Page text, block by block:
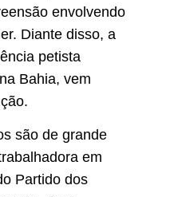
envolvendo
Diante disso, a
petista
Bahia, vem
são de grande
em
Partido dos